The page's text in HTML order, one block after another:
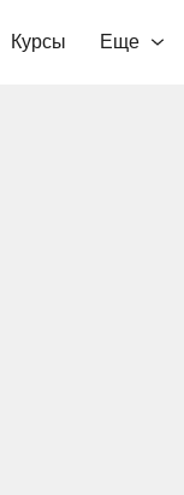
Курсы Еще